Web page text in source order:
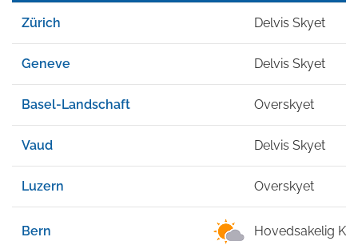
Zürich Delvis Skyet
Geneve Delvis Skyet
Basel-Landschaft Overskyet
Vaud Delvis Skyet
Luzern Overskyet
Bern Hovedsakelig